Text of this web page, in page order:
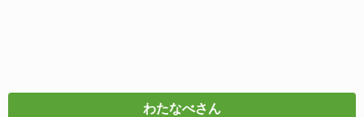
わたなべさん